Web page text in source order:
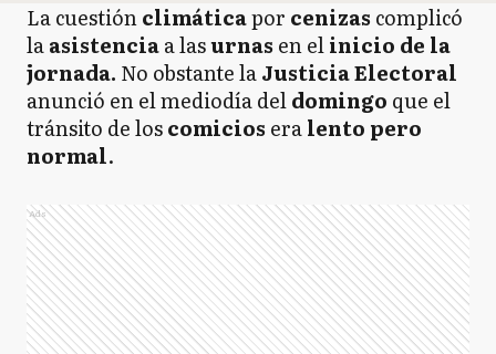
La cuestiónclimáticapor cenizas complicó
laasistenciaa lasurnas en elinicio de la
jornada. No obstante laJusticiaElectoral
anunció en el mediodía deldomingo que el
tránsito de loscomicios eralento pero
normal.
Ads